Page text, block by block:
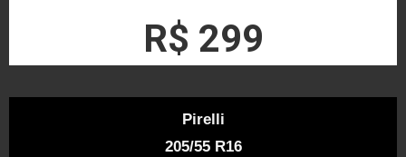
R$ 299
Pirelli
205/55 R16